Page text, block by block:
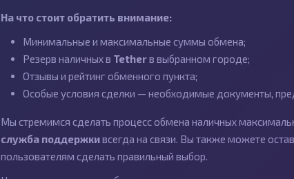
На что стоит обратить внимание:
Минимальные и максимальные суммы обмена;
Резерв наличных в Tetherв выбранном городе;
Отзывы и рейтинг обменного пункта;
Особые условия сделки — необходимые документы,
Мы стремимся сделать процесс обмена наличных
служба поддержкивсегда на связи. Вы также можете
пользователям сделать правильный выбор.